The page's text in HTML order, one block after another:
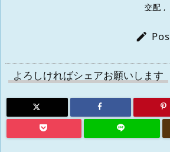
交配 ,

よろしければシェアお願いします